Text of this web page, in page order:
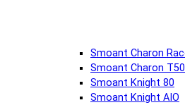
Smoant Charon
Smoant Charon T50
Smoant Knight 80
Smoant Knight AIO